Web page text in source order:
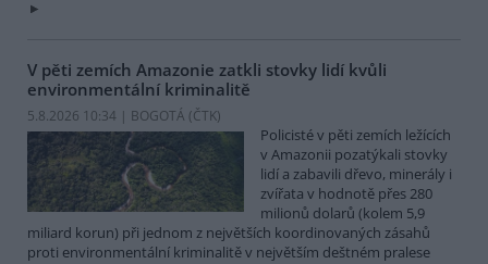
V pěti zemích Amazonie zatkli stovky lidí kvůli
environmentální kriminalitě
5.8.2026 10:34 | BOGOTÁ (ČTK)
Policisté v pěti zemích ležících
v Amazonii pozatýkali stovky
lidí a zabavili dřevo, minerály i
zvířata v hodnotě přes 280
milionů dolarů (kolem 5,9
miliard korun) při jednom z největších koordinovaných zásahů
proti environmentální kriminalitě v největším deštném pralese